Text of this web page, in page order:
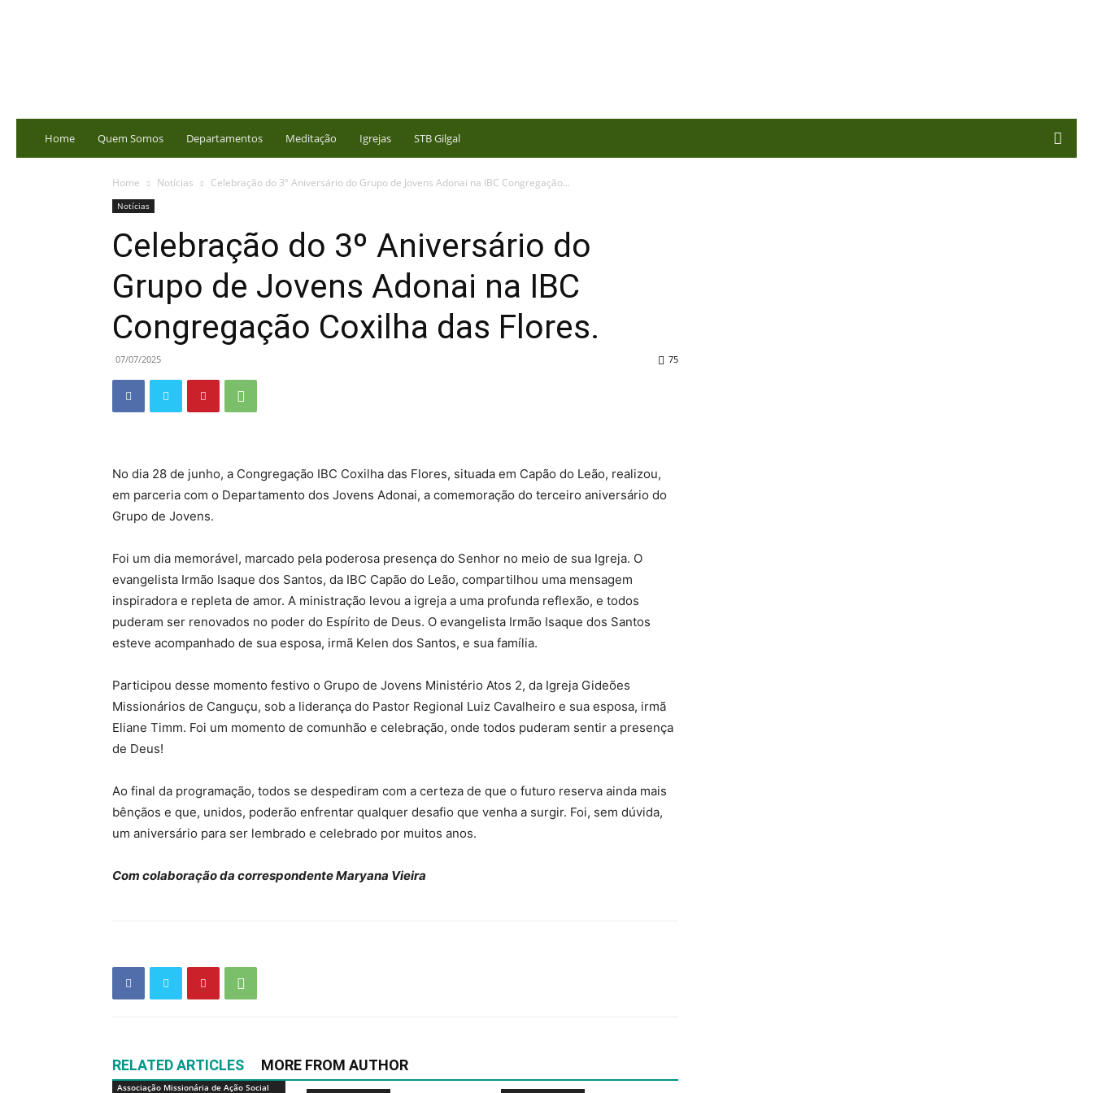
Home Quem Somos Departamentos Meditação Igrejas STB Gilgal
Home Notícias Celebração do 3º Aniversário do Grupo de Jovens Adonai na IBC Congregação...
Notícias
Celebração do 3º Aniversário do
Grupo de Jovens Adonai na IBC
Congregação Coxilha das Flores.
07/07/2025 75
No dia 28 de junho, a Congregação IBC Coxilha das Flores, situada em Capão do Leão, realizou,
em parceria com o Departamento dos Jovens Adonai, a comemoração do terceiro aniversário do
Grupo de Jovens.
Foi um dia memorável, marcado pela poderosa presença do Senhor no meio de sua Igreja. O
evangelista Irmão Isaque dos Santos, da IBC Capão do Leão, compartilhou uma mensagem
inspiradora e repleta de amor. A ministração levou a igreja a uma profunda reflexão, e todos
puderam ser renovados no poder do Espírito de Deus. O evangelista Irmão Isaque dos Santos
esteve acompanhado de sua esposa, irmã Kelen dos Santos, e sua família.
Participou desse momento festivo o Grupo de Jovens Ministério Atos 2, da Igreja Gideões
Missionários de Canguçu, sob a liderança do Pastor Regional Luiz Cavalheiro e sua esposa, irmã
Eliane Timm. Foi um momento de comunhão e celebração, onde todos puderam sentir a presença
de Deus!
Ao final da programação, todos se despediram com a certeza de que o futuro reserva ainda mais
bênçãos e que, unidos, poderão enfrentar qualquer desafio que venha a surgir. Foi, sem dúvida,
um aniversário para ser lembrado e celebrado por muitos anos.
Com colaboração da correspondente Maryana Vieira
RELATED ARTICLES MORE FROM AUTHOR
Associação Missionária de Ação Social